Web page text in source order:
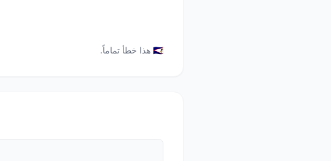
🇸🇦 هذا خطأ تماماً.